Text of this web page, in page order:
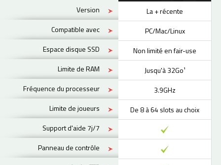
Version
Compatible avec
Espace disque SSD
Limite de RAM
Fréquence du processeur
Limite de joueurs
Support d'aide 7j/7
Panneau de contrôle
La + récente
PC/Mac/Linux
Non limité en fair-use
Jusqu'à 32Go¹
3.9GHz
De 8 à 64 slots au choix